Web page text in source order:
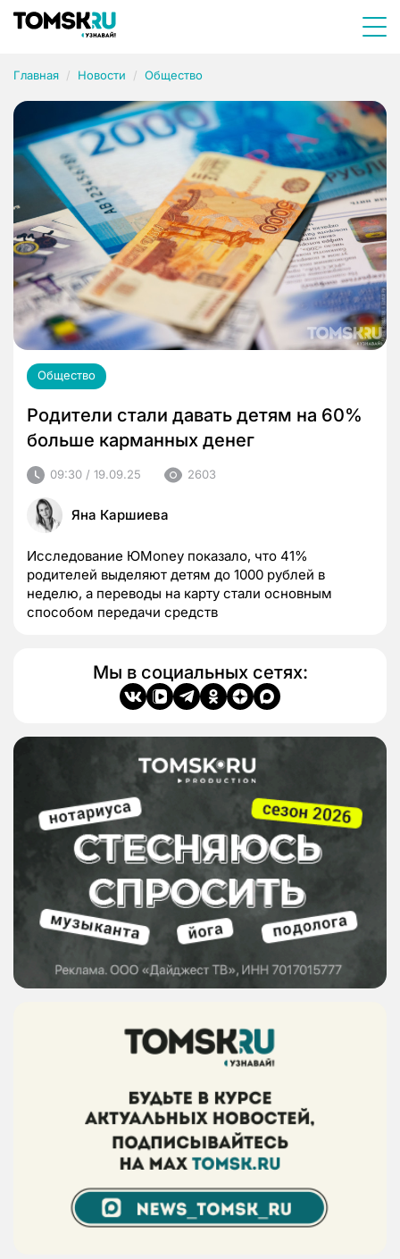
Главная Новости Общество
Общество
Родители стали давать детям на 60%
больше карманных денег
09:30 / 19.09.25 2603
Яна Каршиева
Исследование ЮMoney показало, что 41%
родителей выделяют детям до 1000 рублей в
неделю, а переводы на карту стали основным
способом передачи средств
Мы в социальных сетях: